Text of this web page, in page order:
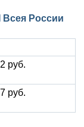
Всея России
руб.
руб.